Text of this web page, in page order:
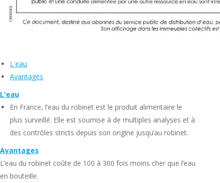
L'eau
Avantages
L'eau
En France, l’eau du robinet est le produit alimentaire le
plus surveillé. Elle est soumise à de multiples analyses et à
des contrôles stricts depuis son origine jusqu’au robinet.
Avantages
L’eau du robinet coûte de 100 à 300 fois moins cher que l’eau
en bouteille.